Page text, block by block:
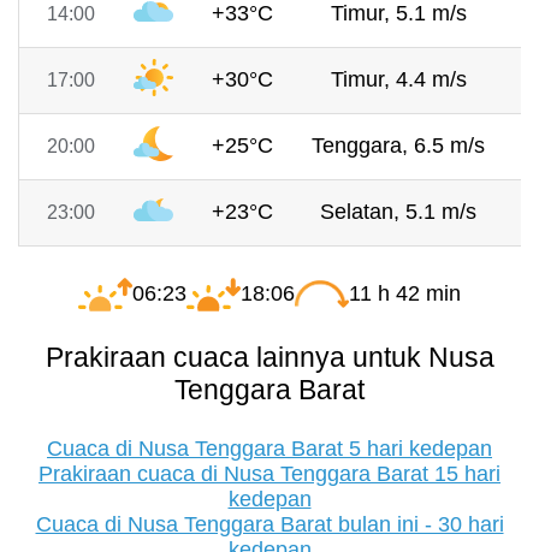
14:00 +33°C Timur, 5.1 m/s
17:00 +30°C Timur, 4.4 m/s
20:00 +25°C Tenggara, 6.5 m/s
23:00 +23°C Selatan, 5.1 m/s
06:23 18:06 11 h 42 min
Prakiraan cuaca lainnya untuk Nusa
Tenggara Barat
Cuaca di Nusa Tenggara Barat 5 hari kedepan
Prakiraan cuaca di Nusa Tenggara Barat 15 hari
kedepan
Cuaca di Nusa Tenggara Barat bulan ini - 30 hari